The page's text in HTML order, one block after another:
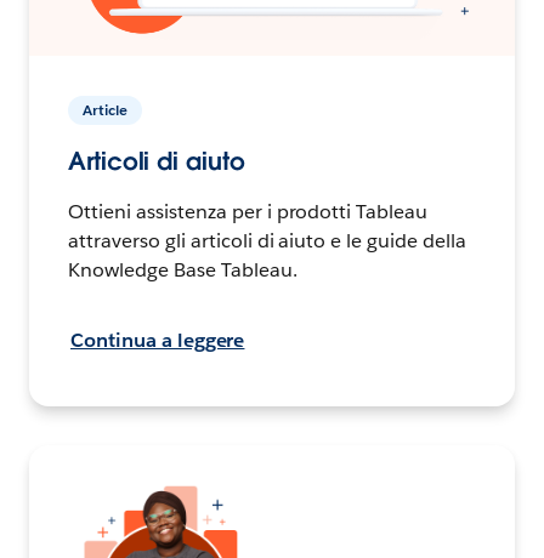
Article
Articoli di aiuto
Ottieni assistenza per i prodotti Tableau
attraverso gli articoli di aiuto e le guide della
Knowledge Base Tableau.
Continua a leggere